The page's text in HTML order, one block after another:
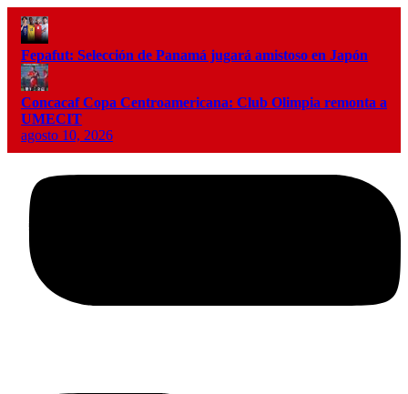
Fepafut: Selección de Panamá jugará amistoso en Japón
Concacaf Copa Centroamericana: Club Olimpia remonta a
UMECIT
agosto 10, 2026